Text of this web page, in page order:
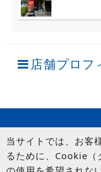
店舗プロフ
当サイトでは、お客
るために、Cookie